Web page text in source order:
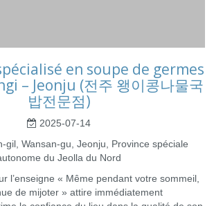
en soupe de germes
– Jeonju (전주 왱이콩나물국
밥전문점)
2025-07-14
gil, Wansan-gu, Jeonju, Province spéciale
du Jeolla du Nord
l’enseigne « Même pendant votre sommeil,
de mijoter » attire immédiatement